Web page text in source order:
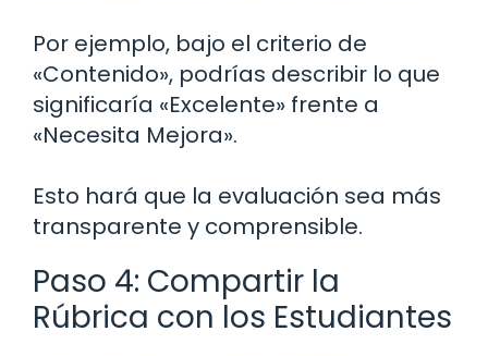
Por ejemplo, bajo el criterio de
«Contenido», podrías describir lo que
significaría «Excelente» frente a
«Necesita Mejora».
Esto hará que la evaluación sea más
transparente y comprensible.
Paso 4: Compartir la
Rúbrica con los Estudiantes